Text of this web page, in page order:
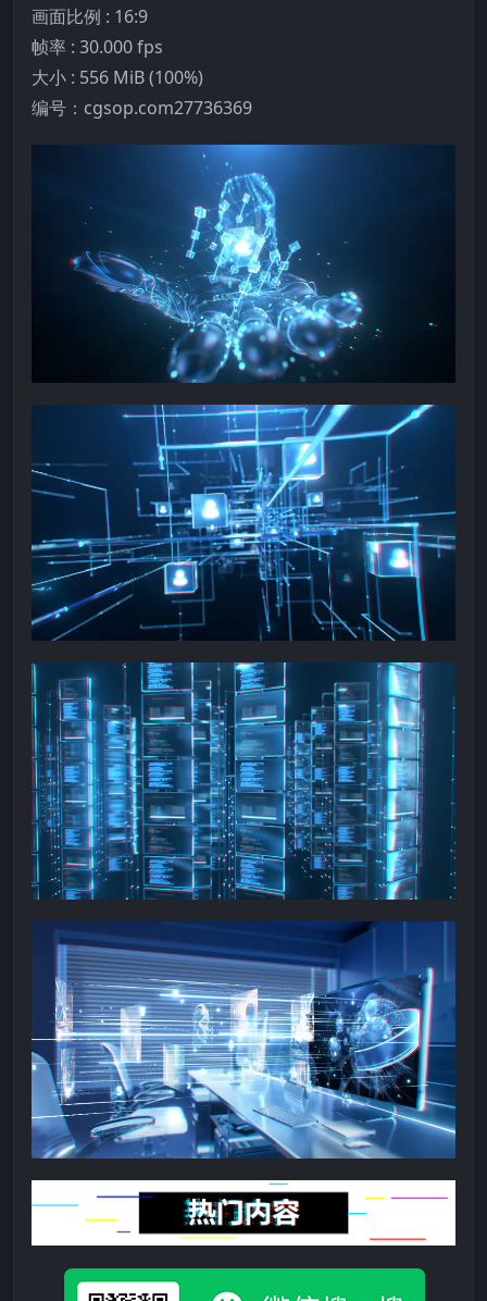
画面比例 : 16:9
帧率 : 30.000 fps
大小 : 556 MiB (100%)
编号：cgsop.com27736369